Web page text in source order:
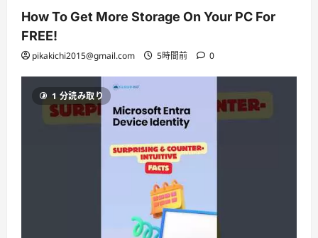
How To Get More Storage On Your PC For
FREE!
pikakichi2015@gmail.com 5時間前 0
1 分読み取り